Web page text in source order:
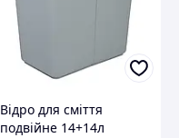
Відро для сміття
подвійне 14+14л